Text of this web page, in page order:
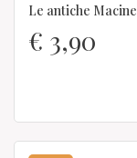
Le antiche Macine
€ 3,90